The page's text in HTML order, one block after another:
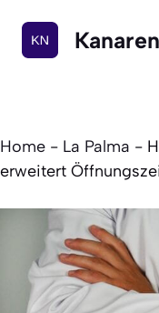
Inhalt
springen
Home - La Palma -
erweitert